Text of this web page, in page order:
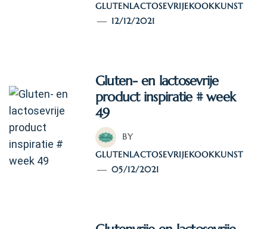
GLUTENLACTOSEVRIJEKOOKKUNST
12/12/2021
Gluten- en lactosevrije
product inspiratie # week
49
BY
GLUTENLACTOSEVRIJEKOOKKUNST
05/12/2021